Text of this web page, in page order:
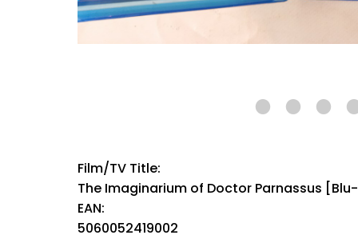
Film/TV Title:
The Imaginarium of Doctor Parnassus
EAN:
5060052419002